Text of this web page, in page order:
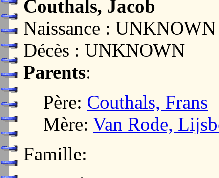
Couthals, Jacob
Naissance : UNKNOWN
Décès : UNKNOWN
Parents:
Père: Couthals, Frans
Mère: Van Rode,
Famille: